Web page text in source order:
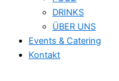
DRINKS
ÜBER UNS
Events & Catering
Kontakt